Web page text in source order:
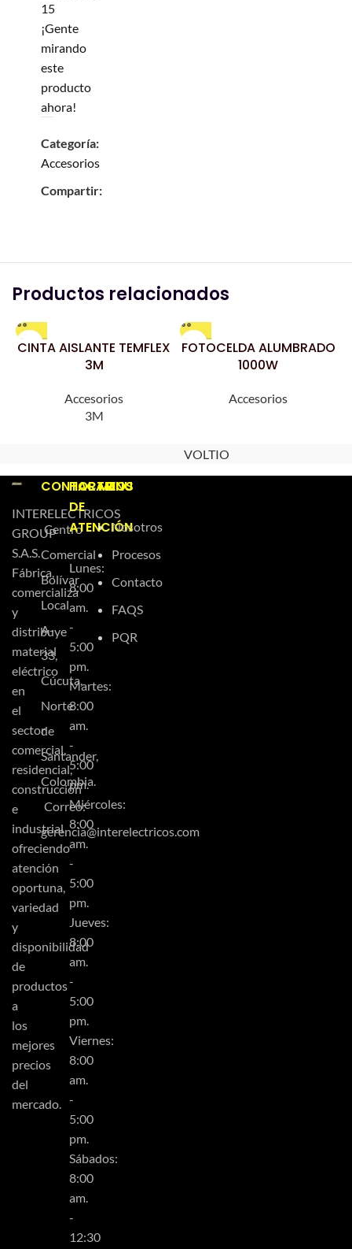
15
¡Gente
mirando
este
producto
ahora!
Categoría:
Accesorios
Compartir:
Productos relacionados
CINTA AISLANTE TEMFLEX
3M
Accesorios
3M
FOTOCELDA ALUMBRADO
1000W
Accesorios
VOLTIO
INTERELECTRICOS
GROUP
S.A.S.
Fábrica,
comercializa
y
distribuye
material
eléctrico
en
el
sector
comercial,
residencial,
construcción
e
industrial
ofreciendo
atención
oportuna,
variedad
y
disponibilidad
de
productos
a
los
mejores
precios
del
mercado.
CONTACTO
Centro
Comercial
Bolívar
Local
A-
33,
Cúcuta,
Norte
de
Santander,
Colombia.
Correo:
gerencia@interelectricos.com
HORARIOS
DE
ATENCIÓN
Lunes:
8:00
am.
-
5:00
pm.
Martes:
8:00
am.
-
5:00
pm.
Miércoles:
8:00
am.
-
5:00
pm.
Jueves:
8:00
am.
-
5:00
pm.
Viernes:
8:00
am.
-
5:00
pm.
Sábados:
8:00
am.
-
12:30
MENU
Nosotros
Procesos
Contacto
FAQS
PQR